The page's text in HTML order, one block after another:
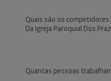
Quais são os
Da Igreja Paroquial Dos
Quantas pessoas